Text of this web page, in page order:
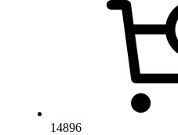
14896